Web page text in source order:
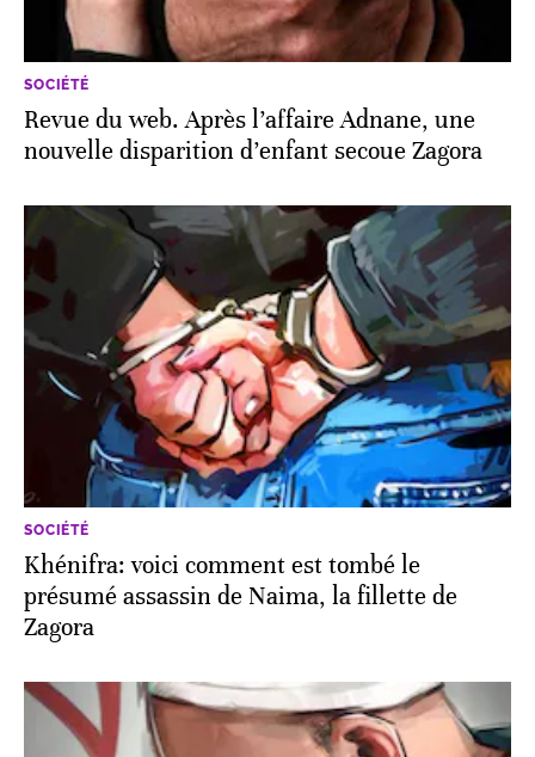
SOCIÉTÉ
Revue du web. Après l’affaire Adnane, une
nouvelle disparition d’enfant secoue Zagora
SOCIÉTÉ
Khénifra: voici comment est tombé le
présumé assassin de Naima, la fillette de
Zagora